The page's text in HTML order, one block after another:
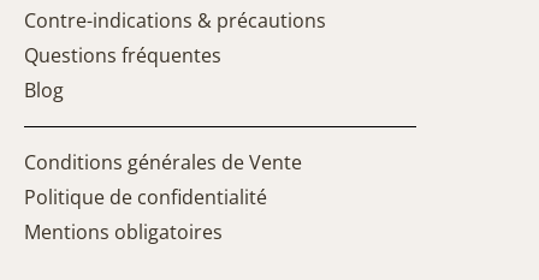
Contre-indications & précautions
Questions fréquentes
Blog
Conditions générales de Vente
Politique de confidentialité
Mentions obligatoires